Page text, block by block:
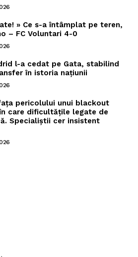
» Ce s-a întâmplat pe teren,
– FC Voluntari 4-0
l-a cedat pe Gata, stabilind
în istoria națiunii
pericolului unui blackout
care dificultățile legate de
Specialiștii cer insistent